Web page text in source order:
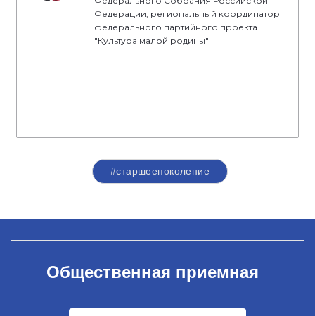
Федерации, региональный координатор
федерального партийного проекта
"Культура малой родины"
#старшеепоколение
Общественная приемная